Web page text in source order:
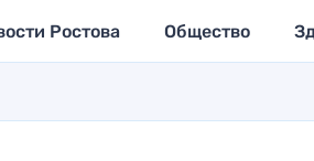
Ростова Общество